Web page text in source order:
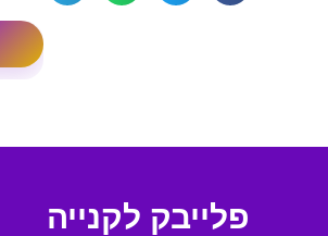
פלייבק לקנייה